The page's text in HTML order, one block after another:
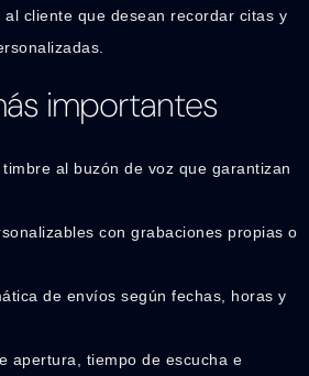
al cliente que desean recordar citas y
importantes
al buzón de voz que garantizan
con grabaciones propias o
de envíos según fechas, horas y
apertura, tiempo de escucha e